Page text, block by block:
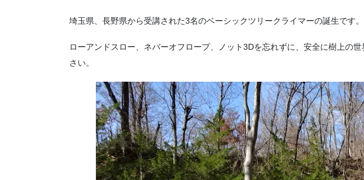
埼玉県、長野県から受講された3名のベーシックツリークライマーの誕生です。
ローアンドスロー、ネバーオフロープ、ノット3Dを忘れずに、安全に樹上の
さい。